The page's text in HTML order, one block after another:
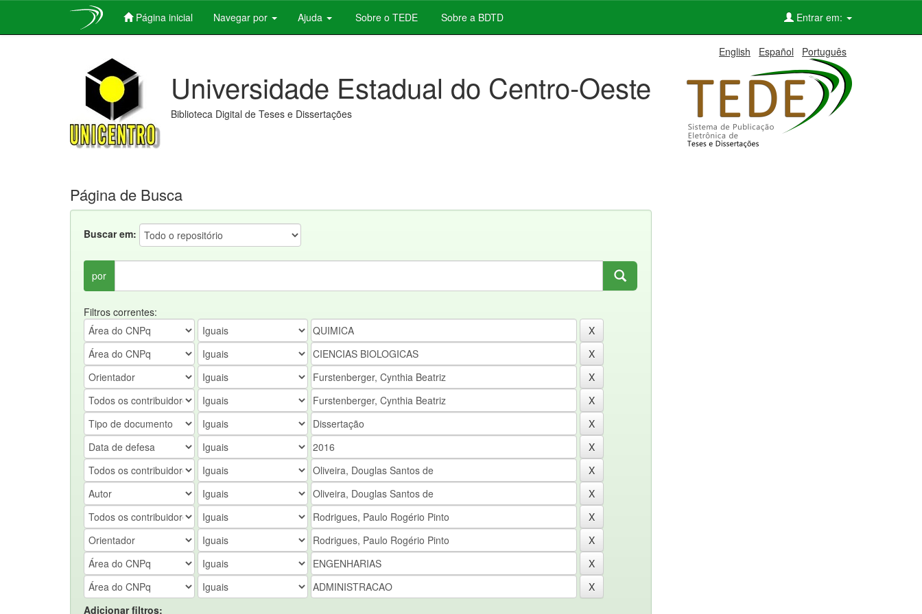
Página inicial Navegar por Ajuda Sobre o TEDE Sobre a BDTD Entrar em:
English Español Português
Universidade Estadual do Centro-Oeste
Biblioteca Digital de Teses e Dissertações
Página de Busca
Buscar em:
por
Filtros correntes:
Adicionar filtros: